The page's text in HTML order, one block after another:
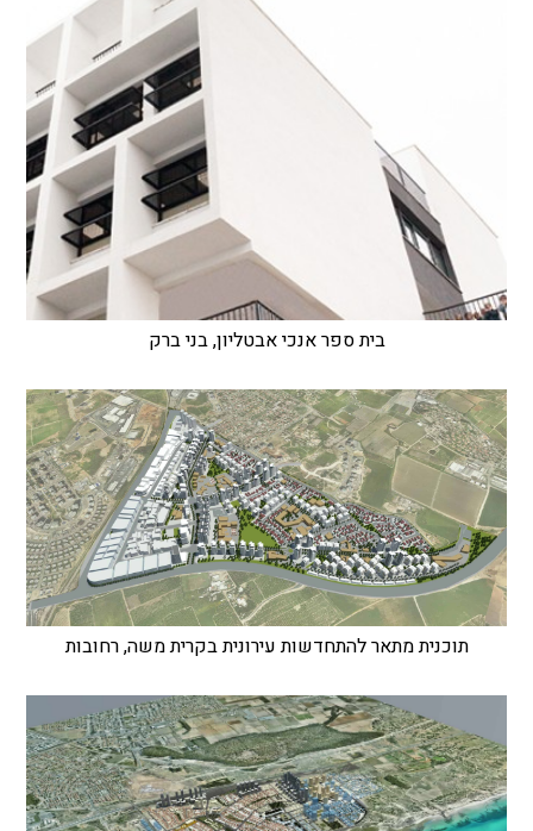
בית ספר אנכי אבטליון, בני ברק
תוכנית מתאר להתחדשות עירונית בקרית משה, רחובות